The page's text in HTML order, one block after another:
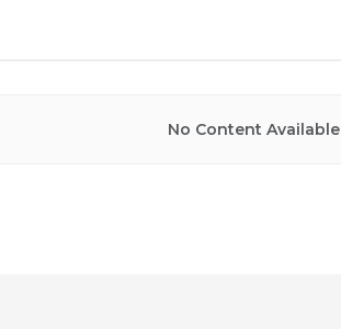
No Content Available